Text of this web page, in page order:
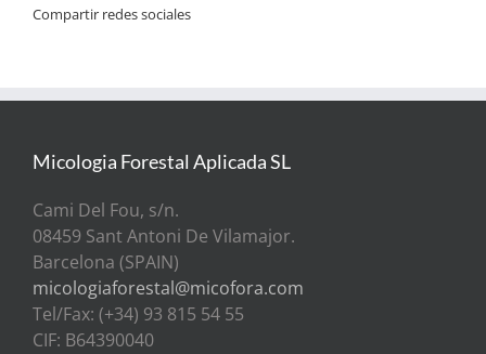
Compartir redes sociales
Micologia Forestal Aplicada SL
Cami Del Fou, s/n.
08459 Sant Antoni De Vilamajor.
Barcelona (SPAIN)
micologiaforestal@micofora.com
Tel/Fax: (+34) 93 815 54 55
CIF: B64390040